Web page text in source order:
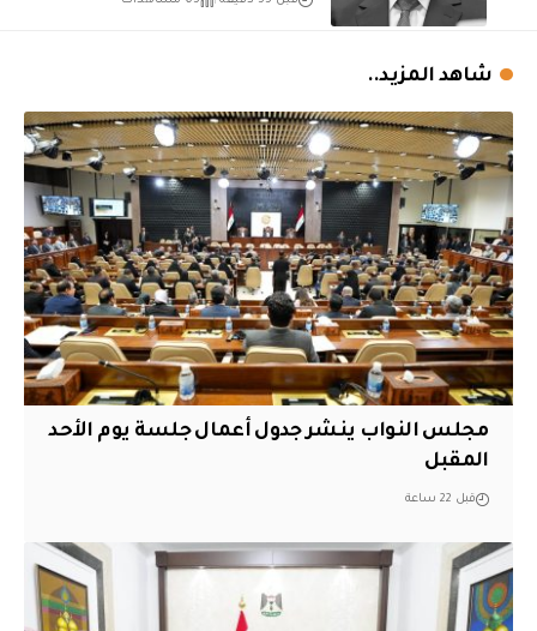
شاهد المزيد..
مجلس النواب ينشر جدول أعمال جلسة يوم الأحد
المقبل
قبل 22 ساعة